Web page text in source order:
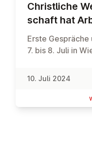
Christ­li­che
schaft hat
Erste Gespräche
7. bis 8. Juli in
10. Juli 2024